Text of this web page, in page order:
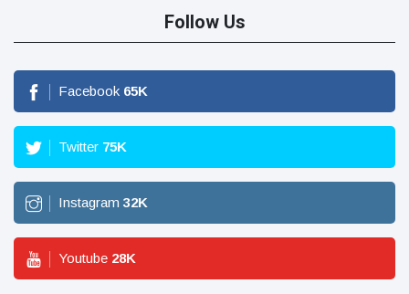
Follow Us
Facebook 65K
Twitter 75K
Instagram 32K
Youtube 28K